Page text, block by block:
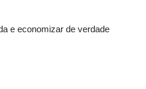
e economizar de verdade